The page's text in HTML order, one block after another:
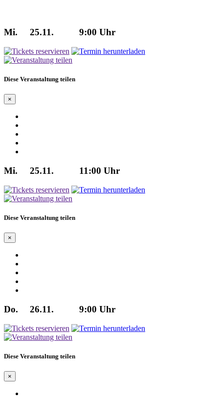
Mi. 25.11. 9:00 Uhr
Diese Veranstaltung teilen
×
Mi. 25.11. 11:00 Uhr
Diese Veranstaltung teilen
×
Do. 26.11. 9:00 Uhr
Diese Veranstaltung teilen
×